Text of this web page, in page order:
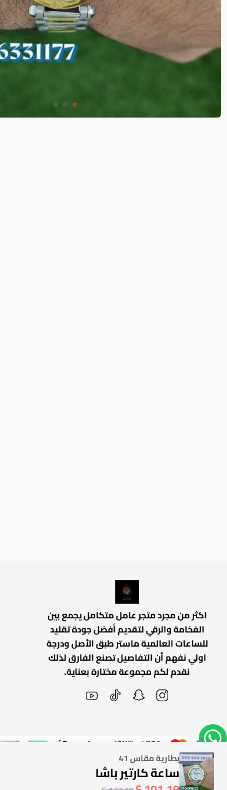
بطارية مقاس 41
ساعة كارتير باشا
اكثر من مجرد متجر عامل متكامل يجمع بين
الفخامة والرقي لتقديم أفضل جودة تقليد
للساعات العالمية ماستر طبق الأصل ودرجة
اولي نفهم أن التفاصيل تصنع الفارق لذلك
نقدم لكم مجموعة مختارة بعناية.